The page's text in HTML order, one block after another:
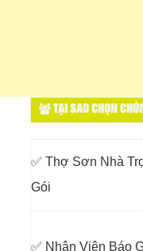
TẠI SAO CHỌN
✅ Thợ Sơn Nhà
Gói
✅ Nhân Viên Báo